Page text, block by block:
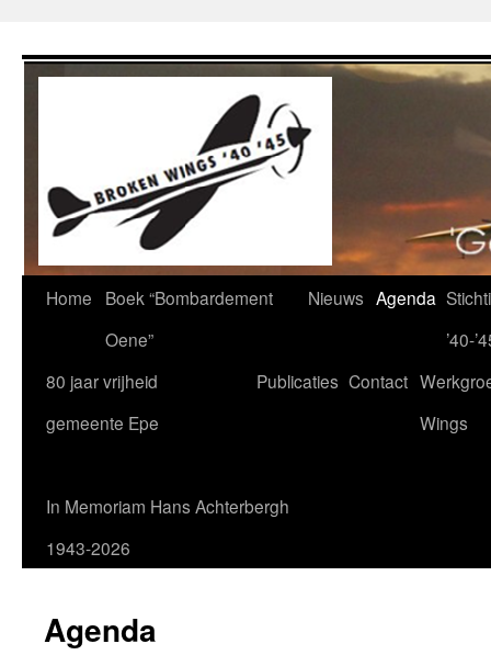
naar
Home
Boek “Bombardement
Oene”
Nieuws Agenda
’40-
80 jaar vrijheid
gemeente Epe
Publicaties Contact
Wings
In Memoriam Hans Achterbergh
1943-2026
Agenda